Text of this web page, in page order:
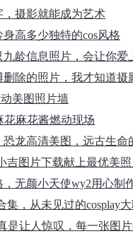
，摄影就能成为艺术
高多少独特的cos风格
龄信息照片，会让你爱
除的照片，我才知道摄
美图照片墙
花麻花酱燃动现场
龙高清美图，远古生命
吉图片下载献上最优美
无颜小天使wy2用心制作
集，从未见过的cosplay
是让人惊叹，每一张图